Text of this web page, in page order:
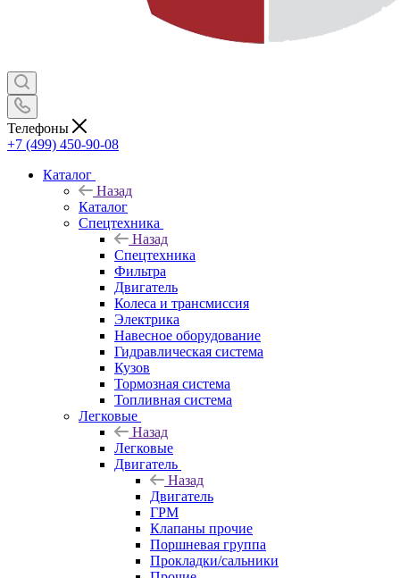
Телефоны
+7 (499) 450-90-08
Каталог
Назад
Каталог
Спецтехника
Назад
Спецтехника
Фильтра
Двигатель
Колеса и трансмиссия
Электрика
Навесное оборудование
Гидравлическая система
Кузов
Тормозная система
Топливная система
Легковые
Назад
Легковые
Двигатель
Назад
Двигатель
ГРМ
Клапаны прочие
Поршневая группа
Прокладки/сальники